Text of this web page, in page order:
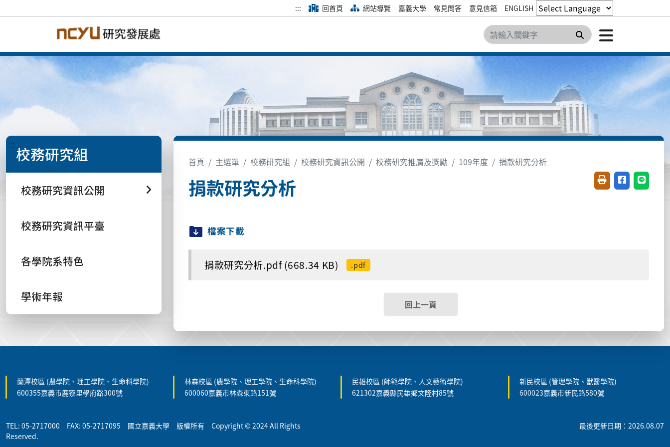
::: 回首頁 網站導覽 嘉義大學 常見問答 意見信箱 ENGLISH
搜尋 點擊開
::: 校務研究組
校務研究資訊公開
校務研究資訊平臺
各學院系特色
學術年報
首頁 主選單 校務研究組 校務研究資訊公開 校務研究推廣及獎勵 109年度 捐款研究分析
捐款研究分析 友善列印(開新視窗)
分享至臉書(
分享至
檔案下載
捐款研究分析.pdf (668.34 KB) .pdf
回上一頁
蘭潭校區 (農學院、理工學院、生命科學院)
600355嘉義市鹿寮里學府路300號
林森校區 (農學院、理工學院、生命科學院)
600060嘉義市林森東路151號
民雄校區 (師範學院、人文藝術學院)
621302嘉義縣民雄鄉文隆村85號
新民校區 (管理學院、獸醫學院)
600023嘉義市新民路580號
TEL: 05-2717000 FAX: 05-2717095 國立嘉義大學 版權所有 Copyright © 2024 All Rights
Reserved.
最後更新日期：2026.08.07